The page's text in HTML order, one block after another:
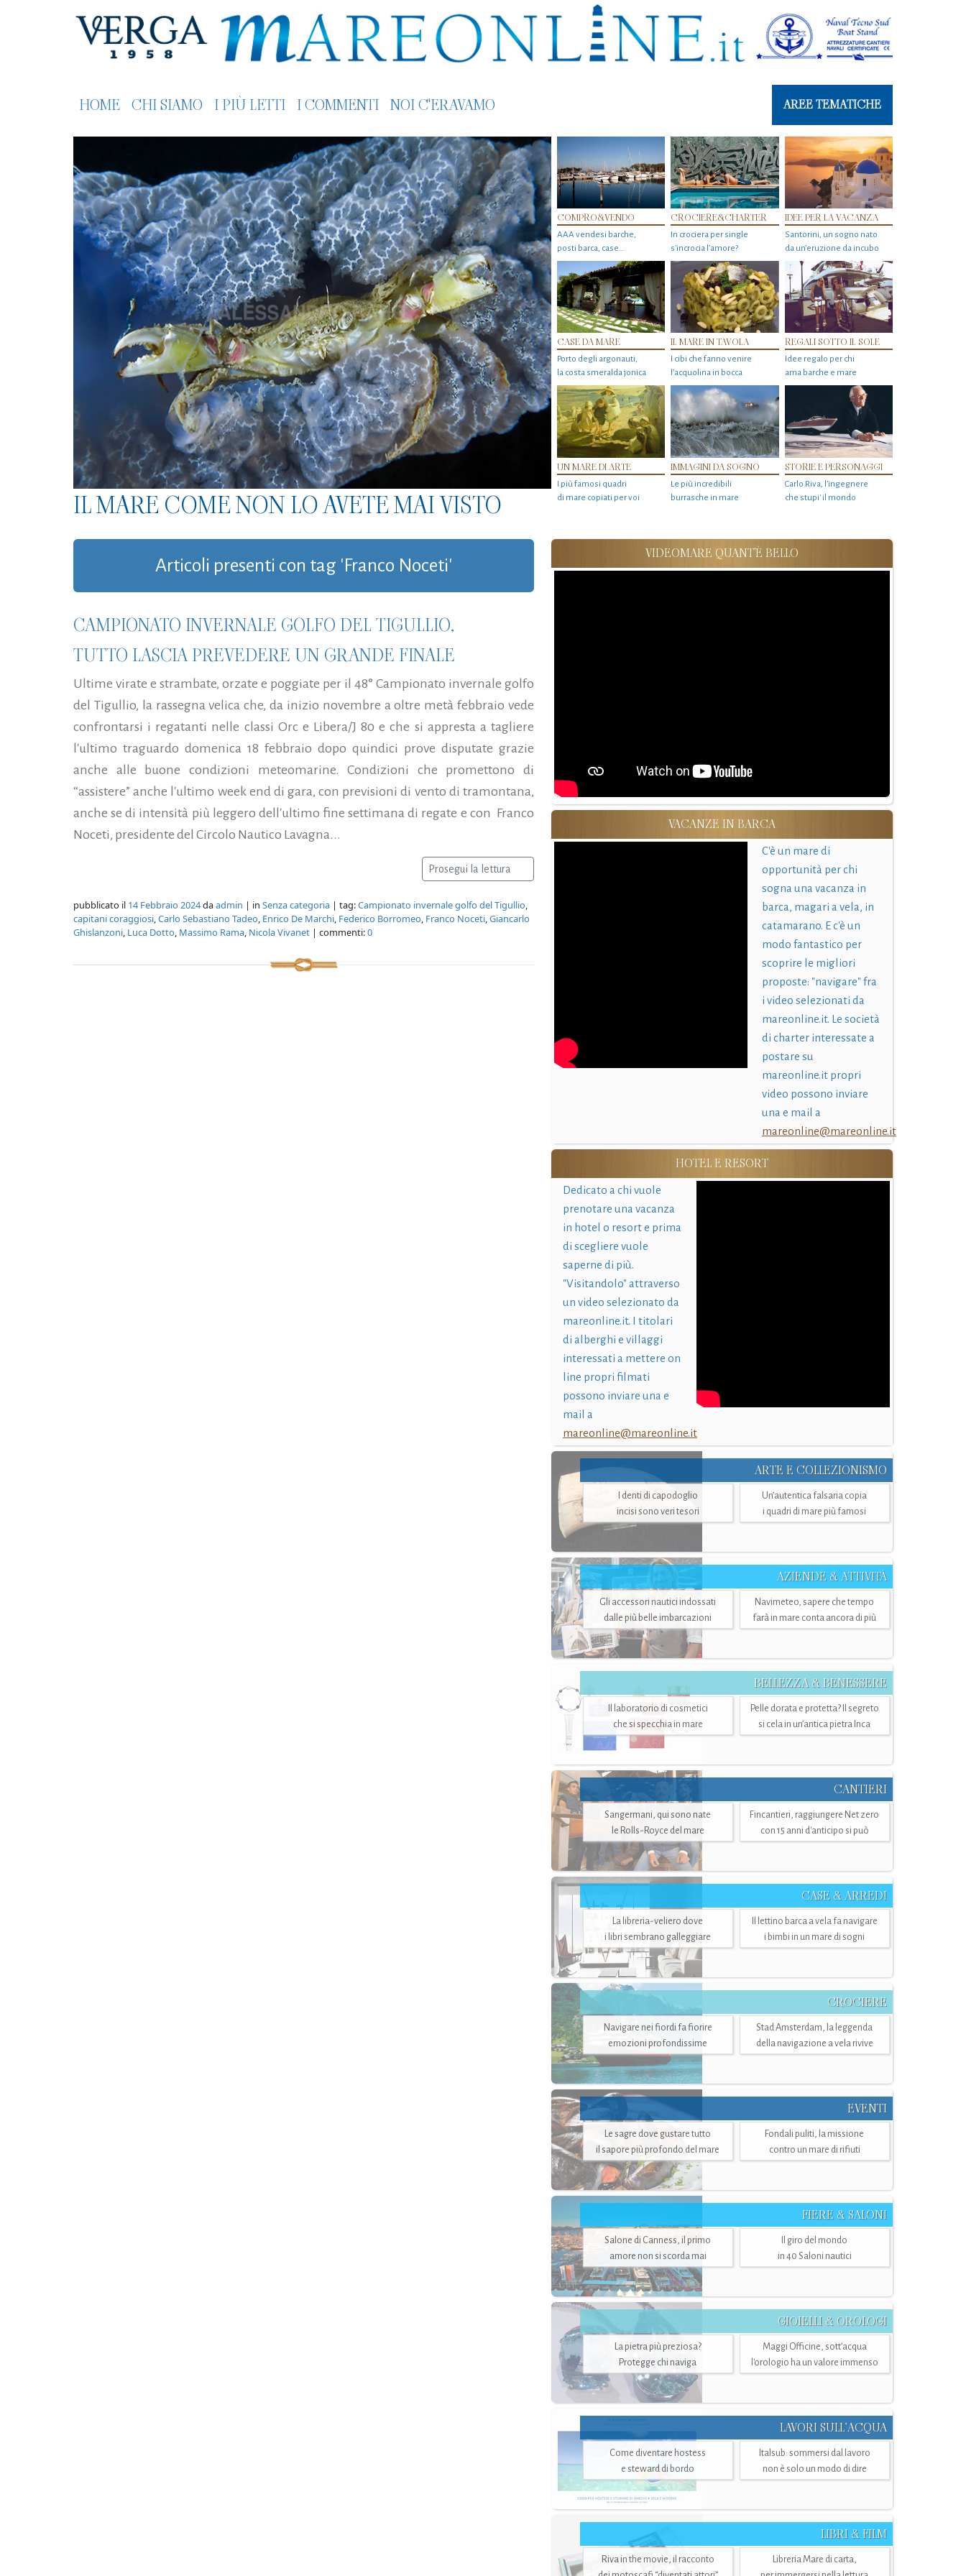
HOME CHI SIAMO I PIÙ LETTI I COMMENTI NOI C'ERAVAMO AREE TEMATICHE
IL MARE COME NON LO AVETE MAI VISTO
COMPRO&VENDO
AAA vendesi barche,
posti barca, case…
CROCIERE&CHARTER
In crociera per single
s'incrocia l’amore?
IDEE PER LA VACANZA
Santorini, un sogno nato
da un’eruzione da incubo
CASE DA MARE
Porto degli argonauti,
la costa smeralda jonica
IL MARE IN TAVOLA
I cibi che fanno venire
l’acquolina in bocca
REGALI SOTTO IL SOLE
Idee regalo per chi
ama barche e mare
UN MARE DI ARTE
I più famosi quadri
di mare copiati per voi
IMMAGINI DA SOGNO
Le più incredibili
burrasche in mare
STORIE E PERSONAGGI
Carlo Riva, l’ingegnere
che stupi' il mondo
Articoli presenti con tag 'Franco Noceti'
CAMPIONATO INVERNALE GOLFO DEL TIGULLIO,
TUTTO LASCIA PREVEDERE UN GRANDE FINALE
Ultime virate e strambate, orzate e poggiate per il 48° Campionato invernale golfo
del Tigullio, la rassegna velica che, da inizio novembre a oltre metà febbraio vede
confrontarsi i regatanti nelle classi Orc e Libera/J 80 e che si appresta a tagliere
l'ultimo traguardo domenica 18 febbraio dopo quindici prove disputate grazie
anche alle buone condizioni meteomarine. Condizioni che promettono di
“assistere” anche l'ultimo week end di gara, con previsioni di vento di tramontana,
anche se di intensità più leggero dell'ultimo fine settimana di regate e con Franco
Noceti, presidente del Circolo Nautico Lavagna...
Prosegui la lettura
pubblicato il 14 Febbraio 2024daadmin | in Senza categoria | tag:Campionato invernale golfo del Tigullio,
capitani coraggiosi,Carlo Sebastiano Tadeo, Enrico De Marchi, Federico Borromeo, Franco Noceti,Giancarlo
Ghislanzoni, Luca Dotto, Massimo Rama, Nicola Vivanet | commenti:0
VIDEOMARE QUANT'È BELLO
VACANZE IN BARCA
C'è un mare di
opportunità per chi
sogna una vacanza in
barca, magari a vela, in
catamarano. E c'è un
modo fantastico per
scoprire le migliori
proposte: "navigare" fra
i video selezionati da
mareonline.it. Le società
di charter interessate a
postare su
mareonline.it propri
video possono inviare
una e mail a
mareonline@mareonline.it
HOTEL E RESORT
Dedicato a chi vuole
prenotare una vacanza
in hotel o resort e prima
di scegliere vuole
saperne di più.
"Visitandolo" attraverso
un video selezionato da
mareonline.it. I titolari
di alberghi e villaggi
interessati a mettere on
line propri filmati
possono inviare una e
mail a
mareonline@mareonline.it
ARTE E COLLEZIONISMO
I denti di capodoglio
incisi sono veri tesori
Un’autentica falsaria copia
i quadri di mare più famosi
AZIENDE & ATTIVITÀ
Gli accessori nautici indossati
dalle più belle imbarcazioni
Navimeteo, sapere che tempo
farà in mare conta ancora di più
BELLEZZA & BENESSERE
Il laboratorio di cosmetici
che si specchia in mare
Pelle dorata e protetta? Il segreto
si cela in un’antica pietra Inca
CANTIERI
Sangermani, qui sono nate
le Rolls-Royce del mare
Fincantieri, raggiungere Net zero
con 15 anni d'anticipo si può
CASE & ARREDI
La libreria-veliero dove
i libri sembrano galleggiare
Il lettino barca a vela fa navigare
i bimbi in un mare di sogni
CROCIERE
Navigare nei fiordi fa fiorire
emozioni profondissime
Stad Amsterdam, la leggenda
della navigazione a vela rivive
EVENTI
Le sagre dove gustare tutto
il sapore più profondo del mare
Fondali puliti, la missione
contro un mare di rifiuti
FIERE & SALONI
Salone di Canness, il primo
amore non si scorda mai
Il giro del mondo
in 40 Saloni nautici
GIOIELLI & OROLOGI
La pietra più preziosa?
Protegge chi naviga
Maggi Officine, sott’acqua
l'orologio ha un valore immenso
LAVORI SULL’ACQUA
Come diventare hostess
e steward di bordo
Italsub: sommersi dal lavoro
non è solo un modo di dire
LIBRI & FILM
Riva in the movie, il racconto
Libreria Mare di carta,